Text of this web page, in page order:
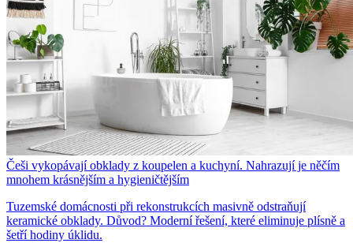
Češi vykopávají obklady z koupelen a kuchyní. Nahrazují je něčím
mnohem krásnějším a hygieničtějším
Tuzemské domácnosti při rekonstrukcích masivně odstraňují
keramické obklady. Důvod? Moderní řešení, které eliminuje plísně a
šetří hodiny úklidu.